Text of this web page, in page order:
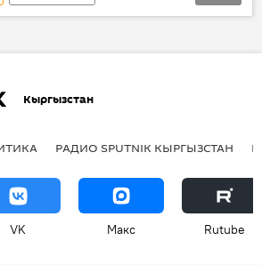
Общество
Культура
Аманбек Ажымат
Кыргызстан
РАДИО SPUTNIK КЫРГЫЗСТАН
VK Макс Rutube